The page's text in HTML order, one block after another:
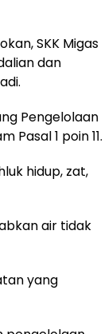
SKK Migas
dan
Pengelolaan
1 poin 11.
hidup, zat,
air tidak
yang